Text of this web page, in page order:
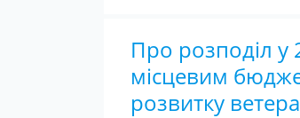
Про розподіл у
місцевим
розвитку